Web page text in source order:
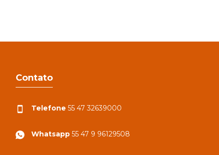
Contato
Telefone 55 47 32639000
Whatsapp 55 47 9 96129508